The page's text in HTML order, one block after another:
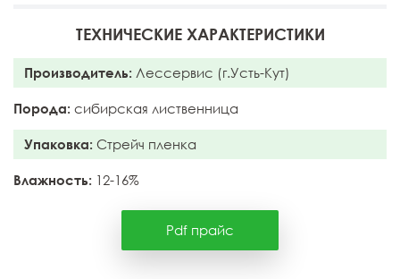
ТЕХНИЧЕСКИЕ ХАРАКТЕРИСТИКИ
Производитель: Лессервис (г.Усть-Кут)
Порода: сибирская лиственница
Упаковка: Стрейч пленка
Влажность: 12-16%
Pdf прайс